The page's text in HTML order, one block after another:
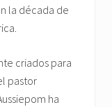
la década de
criados para
pastor
ha